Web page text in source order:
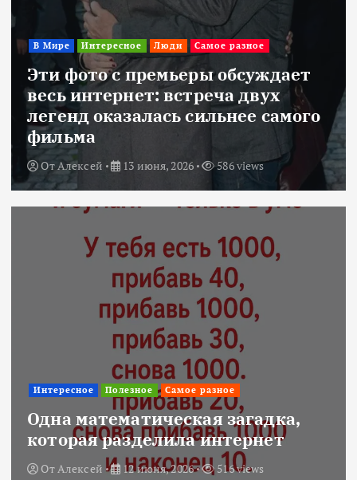
В Мире Интересное Люди Самое разное
Эти фото с премьеры обсуждает
весь интернет: встреча двух
легенд оказалась сильнее самого
фильма
ОтАлексей 13 июня, 2026 586 views
Интересное Полезное Самое разное
Одна математическая загадка,
которая разделила интернет
ОтАлексей 12 июня, 2026 516 views